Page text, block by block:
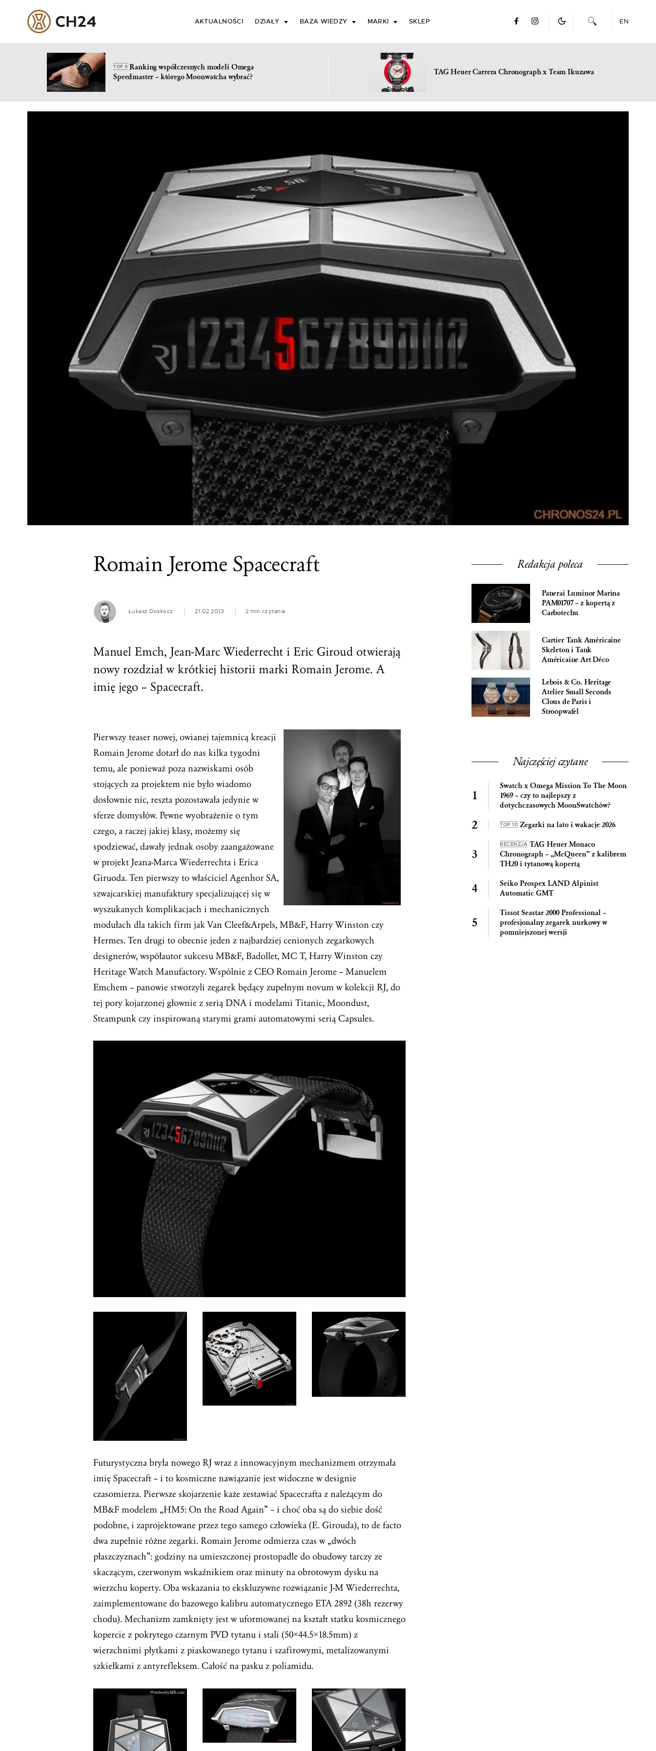
AKTUALNOŚCI DZIAŁY BAZA WIEDZY MARKI SKLEP EN
TOP 5Ranking współczesnych modeli Omega
Speedmaster – którego Moonwatcha wybrać?
TAG Heuer Carrera Chronograph x Team Ikuzawa
Romain Jerome Spacecraft
Łukasz Doskocz 21.02.2013 2 min. czytania
Manuel Emch, Jean-Marc Wiederrecht i Eric Giroud otwierają
nowy rozdział w krótkiej historii marki Romain Jerome. A
imię jego – Spacecraft.
Pierwszy teaser nowej, owianej tajemnicą kreacji
Romain Jerome dotarł do nas kilka tygodni
temu, ale ponieważ poza nazwiskami osób
stojących za projektem nie było wiadomo
dosłownie nic, reszta pozostawała jedynie w
sferze domysłów. Pewne wyobrażenie o tym
czego, a raczej jakiej klasy, możemy się
spodziewać, dawały jednak osoby zaangażowane
w projekt Jeana-Marca Wiederrechta i Erica
Giruoda. Ten pierwszy to właściciel Agenhor SA,
szwajcarskiej manufaktury specjalizującej się w
wyszukanych komplikacjach i mechanicznych
modułach dla takich firm jak Van Cleef&Arpels, MB&F, Harry Winston czy
Hermes. Ten drugi to obecnie jeden z najbardziej cenionych zegarkowych
designerów, współautor sukcesu MB&F, Badollet, MC T, Harry Winston czy
HeritageWatch Manufactory. Wspólnie z CEO Romain Jerome – Manuelem
Emchem – panowie stworzyli zegarek będący zupełnym novum w kolekcji RJ, do
tej pory kojarzonej głownie z serią DNA i modelami Titanic, Moondust,
Steampunk czy inspirowaną starymi grami automatowymi serią Capsules.
Futurystyczna bryła nowego RJ wraz z innowacyjnym mechanizmem otrzymała
imię Spacecraft – i to kosmiczne nawiązanie jest widoczne w designie
czasomierza. Pierwsze skojarzenie każe zestawiać Spacecrafta z należącym do
MB&F modelem „HM5: On the Road Again” – i choć oba są do siebie dość
podobne, i zaprojektowane przez tego samego człowieka (E. Girouda), to de facto
dwa zupełnie różne zegarki. Romain Jerome odmierza czas w „dwóch
płaszczyznach”: godziny na umieszczonej prostopadle do obudowy tarczy ze
skaczącym, czerwonym wskaźnikiem oraz minuty na obrotowym dysku na
wierzchu koperty. Oba wskazania to ekskluzywne rozwiązanie J-M Wiederrechta,
zaimplementowane do bazowego kalibru automatycznego ETA 2892 (38h rezerwy
chodu). Mechanizm zamknięty jest w uformowanej na kształt statku kosmicznego
kopercie z pokrytego czarnym PVD tytanu i stali (50×44.5×18.5mm) z
wierzchnimi płytkami z piaskowanego tytanu i szafirowymi, metalizowanymi
szkiełkami z antyrefleksem. Całość na pasku z poliamidu.
Redakcja poleca
Panerai Luminor Marina
PAM01707 – z kopertą z
Carbotechu
Cartier Tank Américaine
Skeleton i Tank
Américaine Art Déco
Lebois & Co. Heritage
Atelier Small Seconds
Clous de Paris i
Stroopwafel
Najczęściej czytane
Swatch x Omega Mission To The Moon
1969 – czy to najlepszy z
dotychczasowych MoonSwatchów?
TOP 10 Zegarki na lato i wakacje 2026
RECENZJA TAG Heuer Monaco
Chronograph – „McQueen” z kalibrem
TH20 i tytanową kopertą
Seiko Prospex LAND Alpinist
Automatic GMT
Tissot Seastar 2000 Professional –
profesjonalny zegarek nurkowy w
pomniejszonej wersji